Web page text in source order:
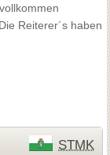
Reiterer´s haben
STMK